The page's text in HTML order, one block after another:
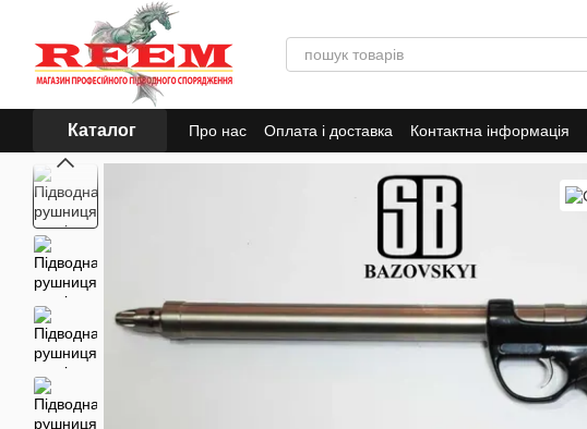
Перейти до основного контенту
Каталог Про нас Оплата і доставка Контактна інформація